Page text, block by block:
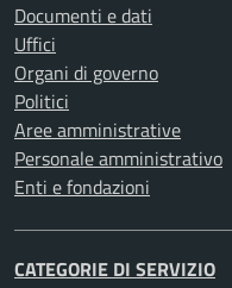
Documenti e dati
Uffici
Organi di governo
Politici
Aree amministrative
Personale amministrativo
Enti e fondazioni
CATEGORIE DI SERVIZIO